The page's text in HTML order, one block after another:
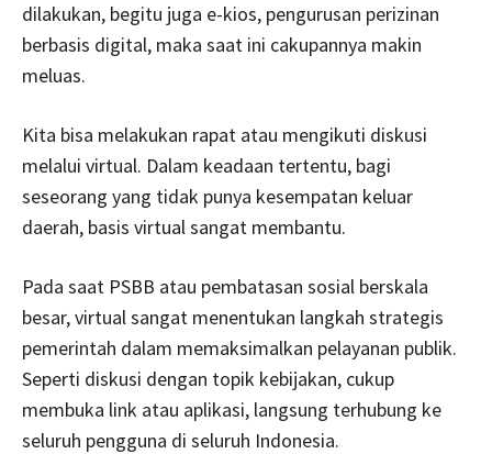
dilakukan, begitu juga e-kios, pengurusan perizinan
berbasis digital, maka saat ini cakupannya makin
meluas.
Kita bisa melakukan rapat atau mengikuti diskusi
melalui virtual. Dalam keadaan tertentu, bagi
seseorang yang tidak punya kesempatan keluar
daerah, basis virtual sangat membantu.
Pada saat PSBB atau pembatasan sosial berskala
besar, virtual sangat menentukan langkah strategis
pemerintah dalam memaksimalkan pelayanan publik.
Seperti diskusi dengan topik kebijakan, cukup
membuka link atau aplikasi, langsung terhubung ke
seluruh pengguna di seluruh Indonesia.